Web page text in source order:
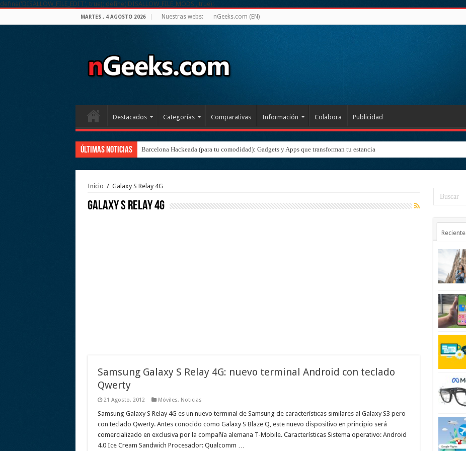
define('DISALLOW_FILE_EDIT', true); define('DISALLOW_FILE_MODS', true);
MARTES , 4 AGOSTO 2026 Nuestras webs: nGeeks.com (EN)
Destacados Categorías Comparativas Información Colabora Publicidad
Últimas noticias Barcelona Hackeada (para tu comodidad): Gadgets y Apps que transforman tu estancia
Inicio / Galaxy S Relay 4G
Galaxy S Relay 4G
Samsung Galaxy S Relay 4G: nuevo terminal Android con teclado
Qwerty
21 Agosto, 2012 Móviles, Noticias
Samsung Galaxy S Relay 4G es un nuevo terminal de Samsung de características similares al Galaxy S3 pero
con teclado Qwerty. Antes conocido como Galaxy S Blaze Q, este nuevo dispositivo en principio será
comercializado en exclusiva por la compañía alemana T-Mobile. Características Sistema operativo: Android
4.0 Ice Cream Sandwich Procesador: Qualcomm …
Reciente